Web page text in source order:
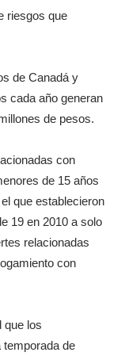
riesgos que
de Canadá y
cada año generan
de pesos.
con
de 15 años
que establecieron
19 en 2010 a solo
relacionadas
con
que los
de